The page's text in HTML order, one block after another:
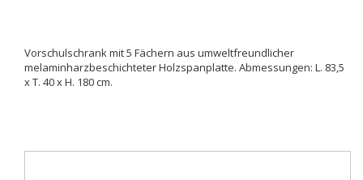
Vorschulschrank mit 5 Fächern aus umweltfreundlicher
melaminharzbeschichteter Holzspanplatte. Abmessungen: L. 83,5
x T. 40 x H. 180 cm.